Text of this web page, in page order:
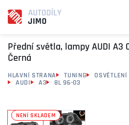
Přední světla, lampy AUDI A3
Černá
HLAVNÍ STRANA TUNING
AUDI
A3 8L 96-03
NENÍ SKLADEM
Můžeme vám